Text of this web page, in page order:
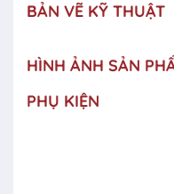
BẢN VẼ KỸ THUẬT
HÌNH ẢNH SẢN
PHỤ KIỆN